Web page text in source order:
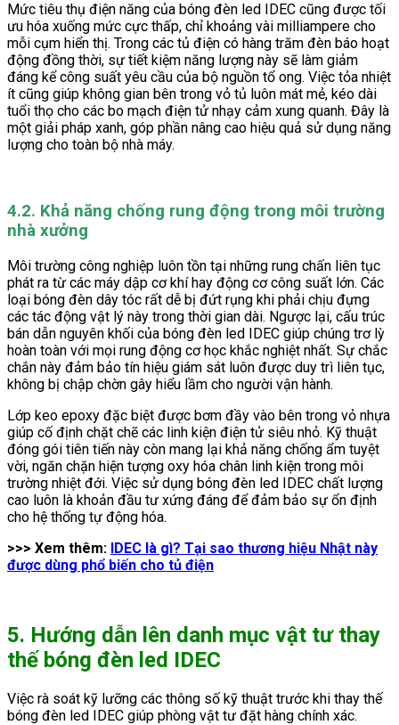
Mức tiêu thụ điện năng của bóng đèn led IDEC cũng được tối
ưu hóa xuống mức cực thấp, chỉ khoảng vài milliampere cho
mỗi cụm hiển thị. Trong các tủ điện có hàng trăm đèn báo hoạt
động đồng thời, sự tiết kiệm năng lượng này sẽ làm giảm
đáng kể công suất yêu cầu của bộ nguồn tổ ong. Việc tỏa nhiệt
ít cũng giúp không gian bên trong vỏ tủ luôn mát mẻ, kéo dài
tuổi thọ cho các bo mạch điện tử nhạy cảm xung quanh. Đây là
một giải pháp xanh, góp phần nâng cao hiệu quả sử dụng năng
lượng cho toàn bộ nhà máy.
4.2. Khả năng chống rung động trong môi trường
nhà xưởng
Môi trường công nghiệp luôn tồn tại những rung chấn liên tục
phát ra từ các máy dập cơ khí hay động cơ công suất lớn. Các
loại bóng đèn dây tóc rất dễ bị đứt rụng khi phải chịu đựng
các tác động vật lý này trong thời gian dài. Ngược lại, cấu trúc
bán dẫn nguyên khối của bóng đèn led IDEC giúp chúng trơ lỳ
hoàn toàn với mọi rung động cơ học khắc nghiệt nhất. Sự chắc
chắn này đảm bảo tín hiệu giám sát luôn được duy trì liên tục,
không bị chập chờn gây hiểu lầm cho người vận hành.
Lớp keo epoxy đặc biệt được bơm đầy vào bên trong vỏ nhựa
giúp cố định chặt chẽ các linh kiện điện tử siêu nhỏ. Kỹ thuật
đóng gói tiên tiến này còn mang lại khả năng chống ẩm tuyệt
vời, ngăn chặn hiện tượng oxy hóa chân linh kiện trong môi
trường nhiệt đới. Việc sử dụng bóng đèn led IDEC chất lượng
cao luôn là khoản đầu tư xứng đáng để đảm bảo sự ổn định
cho hệ thống tự động hóa.
>>> Xem thêm: IDEC là gì? Tại sao thương hiệu Nhật này
được dùng phổ biến cho tủ điện
5. Hướng dẫn lên danh mục vật tư thay
thế bóng đèn led IDEC
Việc rà soát kỹ lưỡng các thông số kỹ thuật trước khi thay thế
bóng đèn led IDEC giúp phòng vật tư đặt hàng chính xác.